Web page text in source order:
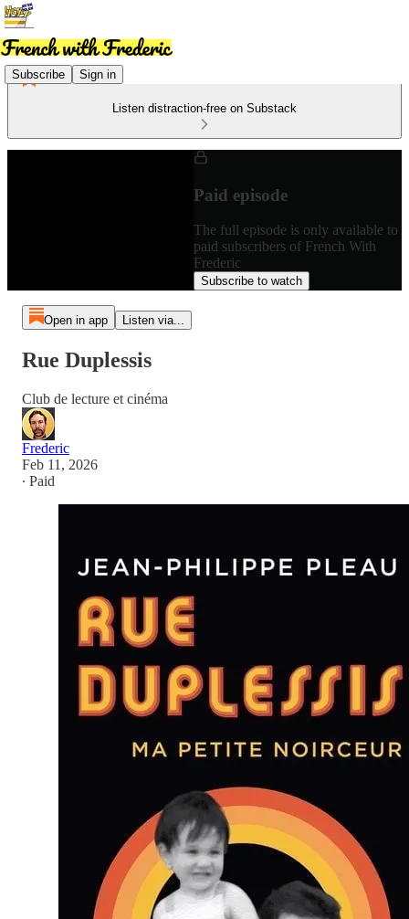
Subscribe Sign in
Listen distraction-free on Substack
Paid episode
The full episode is only available to
paid subscribers of French With
Frederic
Subscribe to watch
Open in app Listen via...
Rue Duplessis
Club de lecture et cinéma
Frederic
Feb 11, 2026
∙ Paid